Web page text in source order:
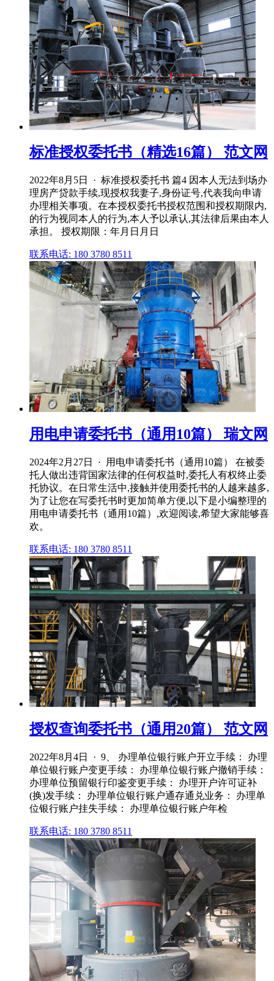
标准授权委托书（精选16篇） 范文网
2022年8月5日 · 标准授权委托书 篇4 因本人无法到场办
理房产贷款手续,现授权我妻子,身份证号,代表我向申请
办理相关事项。在本授权委托书授权范围和授权期限内,
的行为视同本人的行为,本人予以承认,其法律后果由本人
承担。 授权期限：年月日月日
联系电话: 180 3780 8511
用电申请委托书（通用10篇） 瑞文网
2024年2月27日 · 用电申请委托书（通用10篇） 在被委
托人做出违背国家法律的任何权益时,委托人有权终止委
托协议。在日常生活中,接触并使用委托书的人越来越多,
为了让您在写委托书时更加简单方便,以下是小编整理的
用电申请委托书（通用10篇）,欢迎阅读,希望大家能够喜
欢。
联系电话: 180 3780 8511
授权查询委托书（通用20篇） 范文网
2022年8月4日 · 9、 办理单位银行账户开立手续： 办理
单位银行账户变更手续： 办理单位银行账户撤销手续：
办理单位预留银行印鉴变更手续： 办理开户许可证补
(换)发手续： 办理单位银行账户通存通兑业务： 办理单
位银行账户挂失手续： 办理单位银行账户年检
联系电话: 180 3780 8511